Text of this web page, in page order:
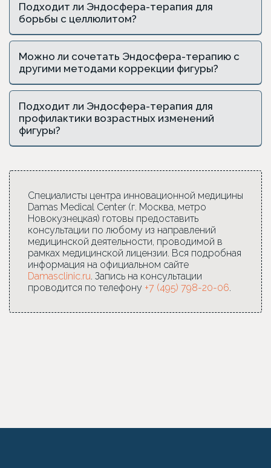
Подходит ли Эндосфера-терапия для
борьбы с целлюлитом?
Можно ли сочетать Эндосфера-терапию с
другими методами коррекции фигуры?
Подходит ли Эндосфера-терапия для
профилактики возрастных изменений
фигуры?
Специалисты центра инновационной медицины
Damas Medical Center (г. Москва, метро
Новокузнецкая) готовы предоставить
консультации по любому из направлений
медицинской деятельности, проводимой в
рамках медицинской лицензии. Вся подробная
информация на официальном сайте
Damasclinic.ru. Запись на консультации
проводится по телефону +7 (495) 798-20-06.